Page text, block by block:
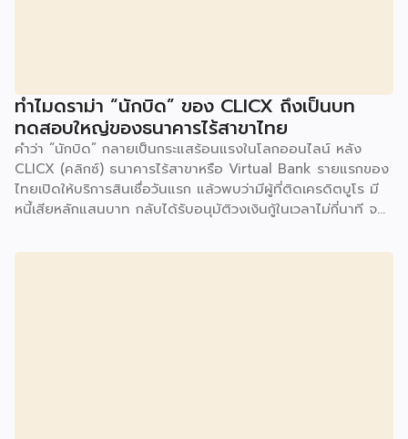
ทำไมดราม่า “นักบิด” ของ CLICX ถึงเป็นบท
ทดสอบใหญ่ของธนาคารไร้สาขาไทย
คำว่า “นักบิด” กลายเป็นกระแสร้อนแรงในโลกออนไลน์ หลัง
CLICX (คลิกซ์) ธนาคารไร้สาขาหรือ Virtual Bank รายแรกของ
ไทยเปิดให้บริการสินเชื่อวันแรก แล้วพบว่ามีผู้ที่ติดเครดิตบูโร มี
หนี้เสียหลักแสนบาท กลับได้รับอนุมัติวงเงินกู้ในเวลาไม่กี่นาที จน
ผู้สมัครที่มีประวัติการเงินดีบางรายกลับถูกระบบปฏิเสธ